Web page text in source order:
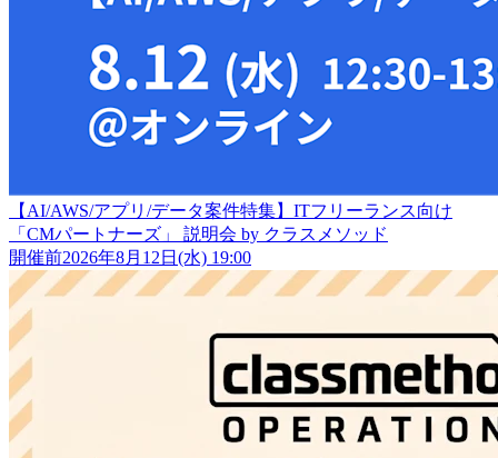
【AI/AWS/アプリ/データ案件特集】ITフリーランス向け
「CMパートナーズ」 説明会 by クラスメソッド
開催前2026年8月12日(水) 19:00